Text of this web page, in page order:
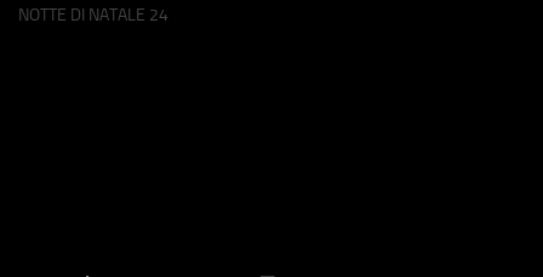
NOTTE DI NATALE 24